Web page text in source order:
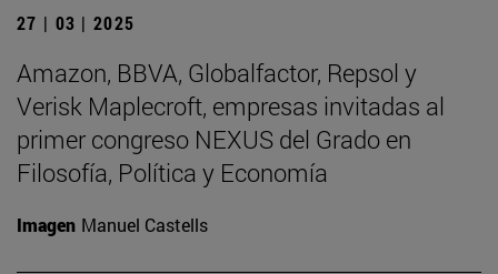
27 | 03 | 2025
Amazon, BBVA, Globalfactor, Repsol y
Verisk Maplecroft, empresas invitadas al
primer congreso NEXUS del Grado en
Filosofía, Política y Economía
Imagen Manuel Castells